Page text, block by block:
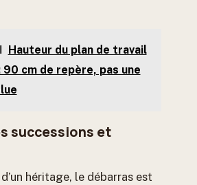
Hauteur du plan de travail
90 cm de repère, pas une
successions et
héritage, le débarras est